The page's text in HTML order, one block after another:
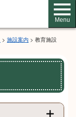
Menu
> 施設案内 > 教育施設